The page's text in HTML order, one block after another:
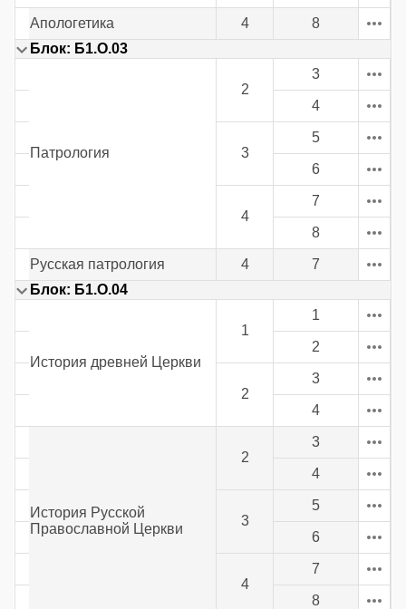
Апологетика 4
8
Блок: Б1.О.03
Патрология
2
3
4
3
5
6
4
7
8
Русская патрология 4
7
Блок: Б1.О.04
История древней Церкви
1
1
2
2
3
4
История Русской
Православной Церкви
2
3
4
3
5
6
4
7
8